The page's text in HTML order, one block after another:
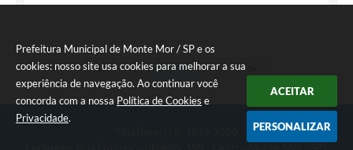
Prefeitura Municipal de Monte Mor / SP e os
cookies: nosso site usa cookies para melhorar a sua
experiência de navegação. Ao continuar você
concorda com a nossa Política de Cookies e
Privacidade.
ACEITAR
PERSONALIZAR